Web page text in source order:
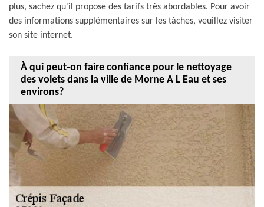
plus, sachez qu'il propose des tarifs très abordables. Pour avoir
des informations supplémentaires sur les tâches, veuillez visiter
son site internet.
À qui peut-on faire confiance pour le nettoyage
des volets dans la ville de Morne A L Eau et ses
environs?